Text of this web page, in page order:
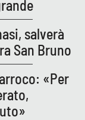
salverà
San Bruno
«Per